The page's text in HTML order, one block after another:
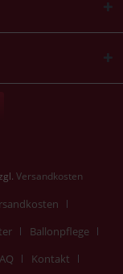
Versandkosten
Ballonpflege
Kontakt